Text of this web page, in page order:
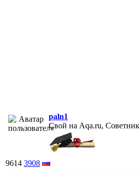
paln1
Свой на Aqa.ru, Советник
9614 3908